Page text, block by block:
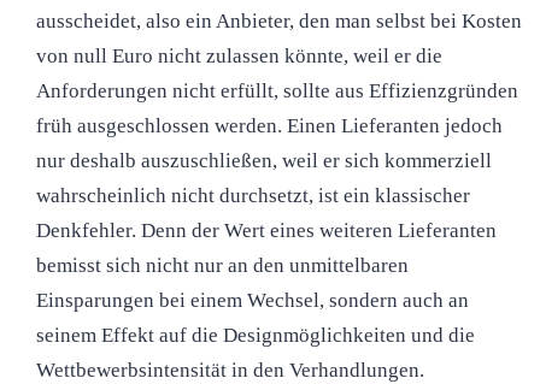
ausscheidet, also ein Anbieter, den man selbst bei Kosten
von null Euro nicht zulassen könnte, weil er die
Anforderungen nicht erfüllt, sollte aus Effizienzgründen
früh ausgeschlossen werden. Einen Lieferanten jedoch
nur deshalb auszuschließen, weil er sich kommerziell
wahrscheinlich nicht durchsetzt, ist ein klassischer
Denkfehler. Denn der Wert eines weiteren Lieferanten
bemisst sich nicht nur an den unmittelbaren
Einsparungen bei einem Wechsel, sondern auch an
seinem Effekt auf die Designmöglichkeiten und die
Wettbewerbsintensität in den Verhandlungen.